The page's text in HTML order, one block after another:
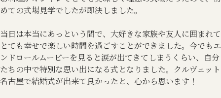
めての式場見学でしたが即決しました。
当日は本当にあっという間で、大好きな家族や友人に囲まれて
とても幸せで楽しい時間を過ごすことができました。今でもエ
ンドロールムービーを見ると涙が出てきてしまうくらい、自分
たちの中で特別な思い出になる式となりました。クルヴェット
名古屋で結婚式が出来て良かったと、心から思います！